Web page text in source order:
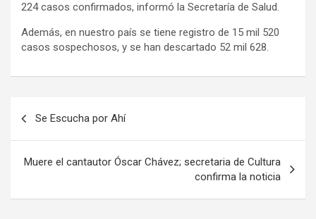
224 casos confirmados, informó la Secretaría de Salud.
Además, en nuestro país se tiene registro de 15 mil 520
casos sospechosos, y se han descartado 52 mil 628.
entradas
Se Escucha por Ahí
Muere el cantautor Óscar Chávez; secretaria de Cultura
confirma la noticia